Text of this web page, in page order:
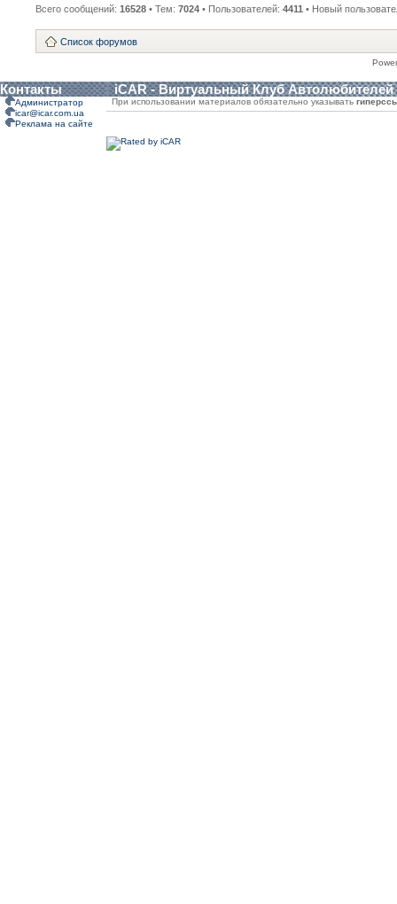
Всего сообщений: 16528 • Тем: 7024 • Пользователей: 4411 • Новый
Список форумов
Контакты iCAR - Виртуальный Клуб Автолюбителей
Администратор
icar@icar.com.ua
Реклама на сайте
При использовании материалов обязательно указывать